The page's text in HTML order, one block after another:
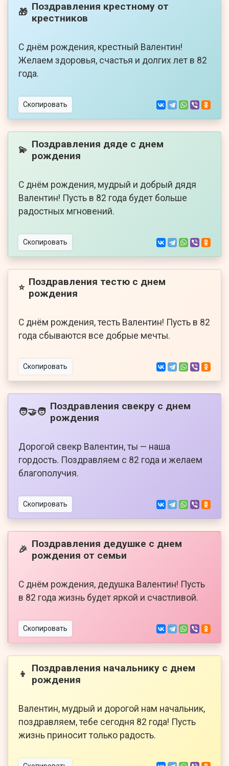
🎁 Поздравления крестному от
крестников
С днём рождения, крестный Валентин!
Желаем здоровья, счастья и долгих лет в 82
года.
Скопировать
💫 Поздравления дяде с днем
рождения
С днём рождения, мудрый и добрый дядя
Валентин! Пусть в 82 года будет больше
радостных мгновений.
Скопировать
⭐ Поздравления тестю с днем
рождения
С днём рождения, тесть Валентин! Пусть в 82
года сбываются все добрые мечты.
Скопировать
🧑‍🤝‍🧑 Поздравления свекру с днем
рождения
Дорогой свекр Валентин, ты — наша
гордость. Поздравляем с 82 года и желаем
благополучия.
Скопировать
🎉 Поздравления дедушке с днем
рождения от семьи
С днём рождения, дедушка Валентин! Пусть
в 82 года жизнь будет яркой и счастливой.
Скопировать
👦
Поздравления начальнику с днем
рождения
Валентин, мудрый и дорогой нам начальник,
поздравляем, тебе сегодня 82 года! Пусть
жизнь приносит только радость.